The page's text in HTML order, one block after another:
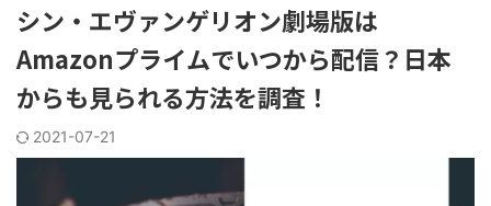
シン・エヴァンゲリオン劇場版は
Amazonプライムでいつから配信？日本
からも見られる方法を調査！
2021-07-21